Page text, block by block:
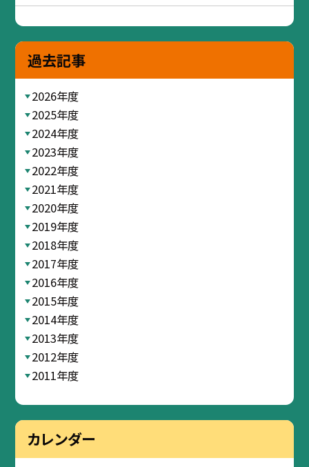
過去記事
2026年度
2025年度
2024年度
2023年度
2022年度
2021年度
2020年度
2019年度
2018年度
2017年度
2016年度
2015年度
2014年度
2013年度
2012年度
2011年度
カレンダー